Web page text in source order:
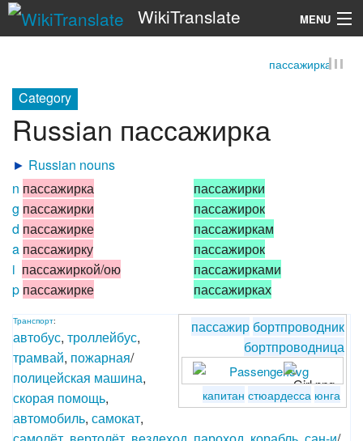
WikiTranslate MENU
пассажирка
Category
Russian пассажирка
► Russian nouns
n пассажирка
g пассажирки
d пассажирке
a пассажирку
i пассажиркой/ою
p пассажирке
пассажирки
пассажирок
пассажиркам
пассажирок
пассажирками
пассажирках
пассажир бортпроводник
бортпроводница
капитан стюардесса юнга
Транспорт:
автобус, троллейбус,
трамвай, пожарная/
полицейская машина,
скорая помощь,
автомобиль, самокат,